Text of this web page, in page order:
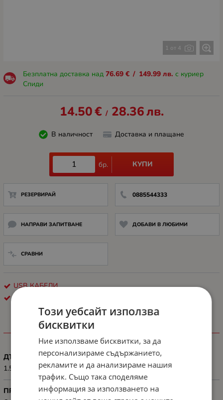
1 от 4
Безплатна доставка над 76.69 € / 149.99 лв. с куриер
Спиди
14.50€ / 28.36лв.
В наличност Доставка и плащане
бр. КУПИ
РЕЗЕРВИРАЙ 0885544333
НАПРАВИ ЗАПИТВАНЕ ДОБАВИ В ЛЮБИМИ
СРАВНИ
USB КАБЕЛИ
ХАРАКТЕРИСТИКИ
ДЪЛЖИНА, М
1.5 m
ПРЕДНАЗНАЧЕН ЗА
Този уебсайт използва
бисквитки
Ние използваме бисквитки, за да
персонализираме съдържанието,
рекламите и да анализираме нашия
трафик. Също така споделяме
информация за използването на